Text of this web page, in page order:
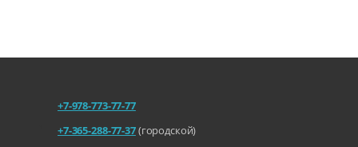
+7-978-773-77-77
+7-365-288-77-37(городской)